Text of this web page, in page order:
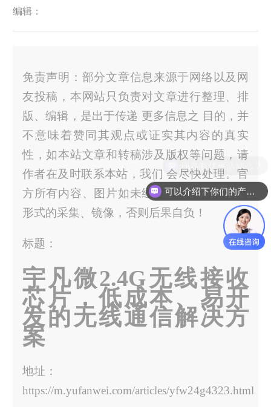
编辑：
免责声明：部分文章信息来源于网络以及网
友投稿，本网站只负责对文章进行整理、排
版、编辑，是出于传递 更多信息之 目的，并
不意味着赞同其观点或证实其内容的真实
性，如本站文章和转稿涉及版权等问题，请
作者在及时联系本站，我们 会尽快处理。官
方所有内容、图片如未经过授权，禁止任何
形式的采集、镜像，否则后果自负！
标题：
宇凡微2.4G无线接收
芯片，低成本、易开
发的无线通信解决方
案
地址：
https://m.yufanwei.com/articles/yfw24g4323.html
可以介绍下你们的产品么？